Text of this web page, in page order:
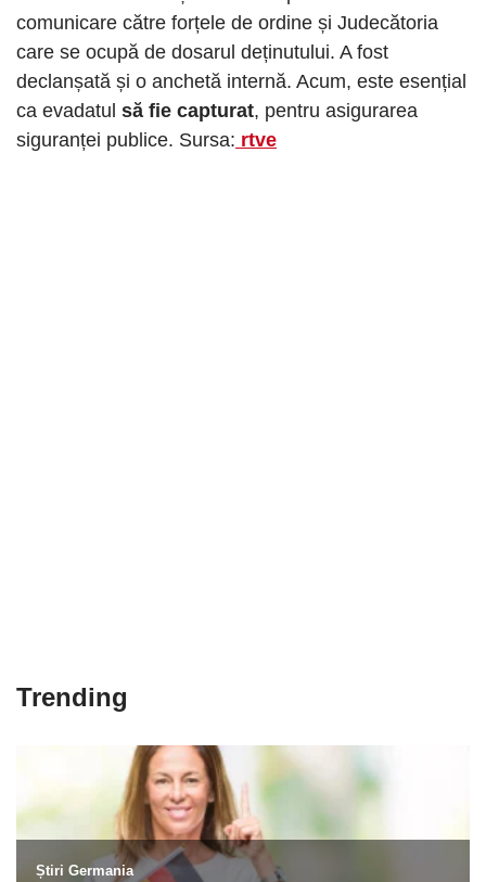
comunicare către forțele de ordine și Judecătoria
care se ocupă de dosarul deținutului. A fost
declanșată și o anchetă internă. Acum, este esențial
ca evadatul să fie capturat, pentru asigurarea
siguranței publice. Sursa: rtve
Trending